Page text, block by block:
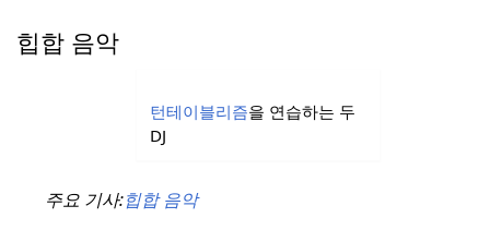
힙합 음악
턴테이블리즘을 연습하는 두
DJ
주요 기사:힙합 음악